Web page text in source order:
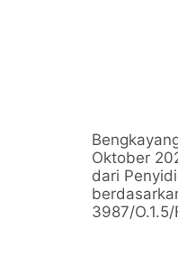
Oktober
dari
3987/